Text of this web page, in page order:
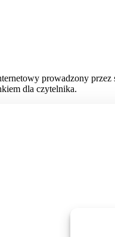
prowadzony przez
dla czytelnika.